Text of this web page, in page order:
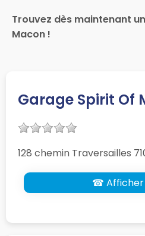
Trouvez dès maintenant
Macon !
Garage Spirit Of
128 chemin Traversailles
☎ Afficher